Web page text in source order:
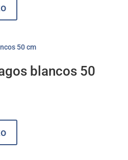
blancos 50